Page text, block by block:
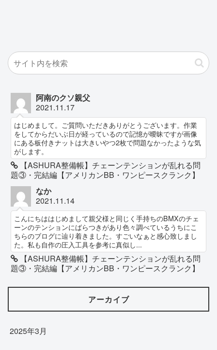
阿南のクソ親父
2021.11.17
はじめまして。ご質問いただきありがとうございます。作業
をしてからだいぶ日が経っているので記憶が曖昧ですが画像
にある板付きナットは大きいやつ2枚で問題なかったような気
がします。
【ASHURA整備帳】チェーンテンションが乱れる問
題③・完結編【アメリカンBB・ワンピースクランク】
なか
2021.11.14
こんにちははじめまして親父様と同じく手持ちのBMXのチェ
ーンのテンションにばらつきがあり色々調べているうちにこ
ちらのブログに辿り着きました。すごいなぁと感心致しまし
た。私も自作の圧入工具を参考に真似し...
【ASHURA整備帳】チェーンテンションが乱れる問
題③・完結編【アメリカンBB・ワンピースクランク】
アーカイブ
2025年3月